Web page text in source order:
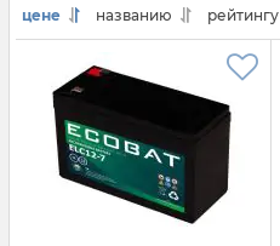
цене названию рейтингу